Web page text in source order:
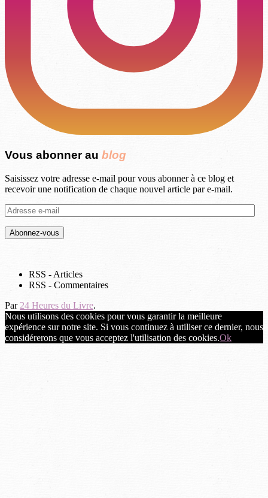
Vous abonner au blog
Saisissez votre adresse e-mail pour vous abonner à ce blog et
recevoir une notification de chaque nouvel article par e-mail.
Adresse
e-
mail
RSS - Articles
RSS - Commentaires
Par 24 Heures du Livre.
Nous utilisons des cookies pour vous garantir la meilleure
expérience sur notre site. Si vous continuez à utiliser ce dernier, nous
considérerons que vous acceptez l'utilisation des cookies.Ok